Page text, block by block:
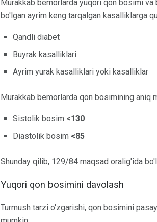
Murakkab bemorlarda yuqori qon bosimi
bo'lgan ayrim keng tarqalgan kasalliklarga
Qandli diabet
Buyrak kasalliklari
Ayrim yurak kasalliklari yoki kasalliklar
Murakkab bemorlarda qon bosimining aniq
Sistolik bosim <130
Diastolik bosim <85
Shunday qilib, 129/84 maqsad oralig'ida
Yuqori qon bosimini davolash
Turmush tarzi o'zgarishi, qon bosimini